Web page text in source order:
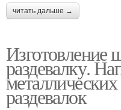
читать дальше →
Изготовление
раздевалку.
раздевалок